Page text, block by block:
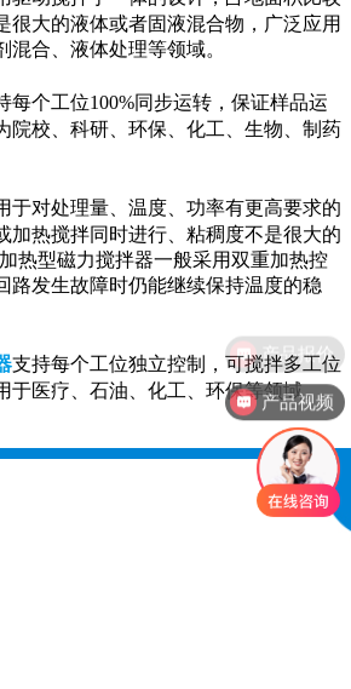
很大的液体或者固液混合物，广泛应用
合、液体处理等领域。
每个工位100%同步运转，保证样品运
院校、科研、环保、化工、生物、制药
于对处理量、温度、功率有更高要求的
加热搅拌同时进行、粘稠度不是很大的
热型磁力搅拌器一般采用双重加热控
路发生故障时仍能继续保持温度的稳
支持每个工位独立控制，可搅拌多工位
于医疗、石油、化工、环保等领域。
产品视频